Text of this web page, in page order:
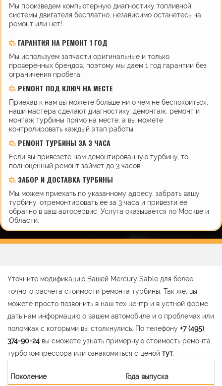
Мы произведем компьютерную диагностику топливной
системы двигателя бесплатно, независимо останетесь на
ремонт или нет!
ГАРАНТИЯ НА РЕМОНТ 1 ГОД
Мы используем запчасти оригинальные и только
проверенных брендов, поэтому мы даем 1 год гарантии без
ограничения пробега.
РЕМОНТ ПОД КЛЮЧ НА МЕСТЕ
Приехав к нам вы можете больше ни о чем не беспокоиться,
наши мастера сделают диагностику, демонтаж, ремонт и
монтаж турбины прямо на месте, а вы можете
контролировать каждый этап работы.
РЕМОНТ ТУРБИНЫ ЗА 3 ЧАСА
Если вы привезете нам демонтированную турбину, то
полноценный ремонт займет до 3 часов.
ЗАБОР И ДОСТАВКА ТУРБИНЫ
Мы можем приехать по указанному адресу, забрать вашу
турбину, отремонтировать ее за 3 часа и привезти ее
обратно в ваш автосервис. Услуга оказывается по Москве и
Области.
Уточните модификацию Вашей Mercury Sable для более
точного расчета стоимости ремонта турбины. Так же, вы
можете просто позвонить в наш тех центр и в устной форме
дать нам информацию о вашем автомобиле и о проблемах или
поломках с которыми вы столкнулись. По телефону +7 (495)
374-90-24 вы сможете узнать примерную стоимость ремонта
турбокомпрессора или ознакомиться с ценой тут
Поколение
Года выпуска